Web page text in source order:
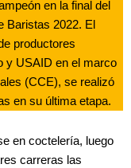
en la final del
Baristas 2022. El
productores
y USAID en el marco
(CCE), se realizó
en su última etapa.
en coctelería, luego
carreras las